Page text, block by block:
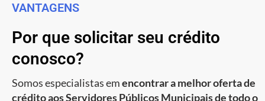
VANTAGENS
Por que solicitar seu crédito
conosco?
Somos especialistas emencontrar a melhor oferta de
crédito aos Servidores Públicos Municipais de todo o